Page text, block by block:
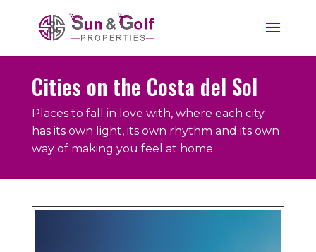
Cities on the Costa del Sol
Places to fall in love with, where each city
has its own light, its own rhythm and its own
way of making you feel at home.